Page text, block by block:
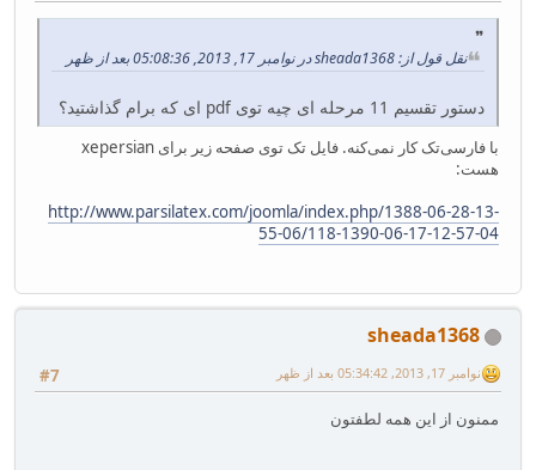
نقل قول از: sheada1368 در نوامبر 17, 2013, 05:08:36 بعد از ظهر
دستور تقسیم 11 مرحله ای چیه توی pdf ای که برام گذاشتید؟
با فارسی‌تک کار نمی‌کنه. فایل تک توی صفحه زیر برای xepersian
هست:
http://www.parsilatex.com/joomla/index.php/1388-06-28-13-
55-06/118-1390-06-17-12-57-04
sheada1368
#7 نوامبر 17, 2013, 05:34:42 بعد از ظهر
ممنون از این همه لطفتون